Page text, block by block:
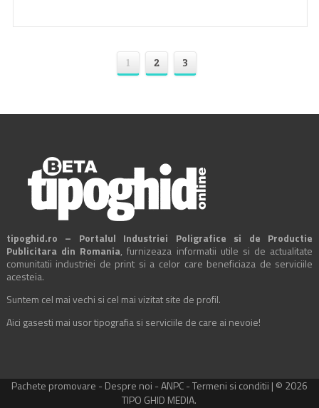
1 2 3
tipoghid.ro – Portalul Industriei Poligrafice si de Productie
Publicitara din Romania, furnizeaza informatii utile si de actualitate
comunitatii industriei de print si a celor care beneficiaza de serviciile
acesteia.
Suntem cel mai vechi si cel mai vizitat site de profil.
Aici gasesti mai usor tipografia si serviciile de care ai nevoie!
Pachete promovare - Despre noi -ANPC-Termeni si conditii | © 2026
TIPO GHID MEDIA.